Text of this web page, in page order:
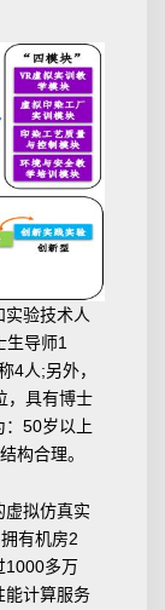
验技术人
生导师1
4人;另外，
，具有博士
：50岁以上
构合理。
虚拟仿真实
有机房2
1000多万
能计算服务